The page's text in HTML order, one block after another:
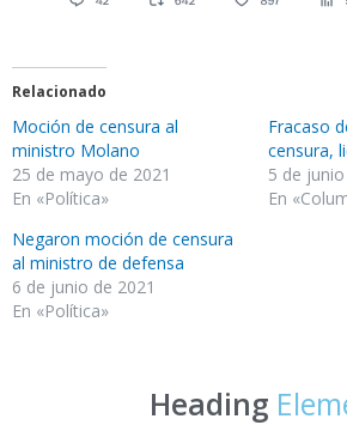
Relacionado
Moción de censura al
ministro Molano
25 de mayo de 2021
En «Política»
Fracaso
censura,
5 de
En
Negaron moción de censura
al ministro de defensa
6 de junio de 2021
En «Política»
Heading